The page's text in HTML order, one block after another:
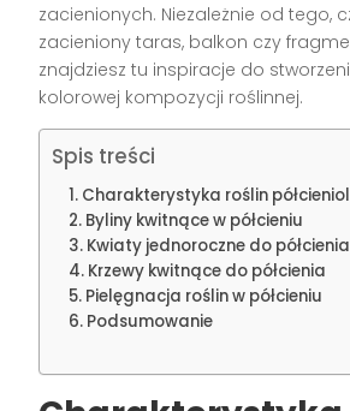
zacienionych. Niezależnie od tego,
zacieniony taras, balkon czy
znajdziesz tu inspiracje do
kolorowej kompozycji roślinnej.
Spis treści
Charakterystyka roślin
Byliny kwitnące w półcieniu
Kwiaty jednoroczne do półcienia
Krzewy kwitnące do półcienia
Pielęgnacja roślin w półcieniu
Podsumowanie